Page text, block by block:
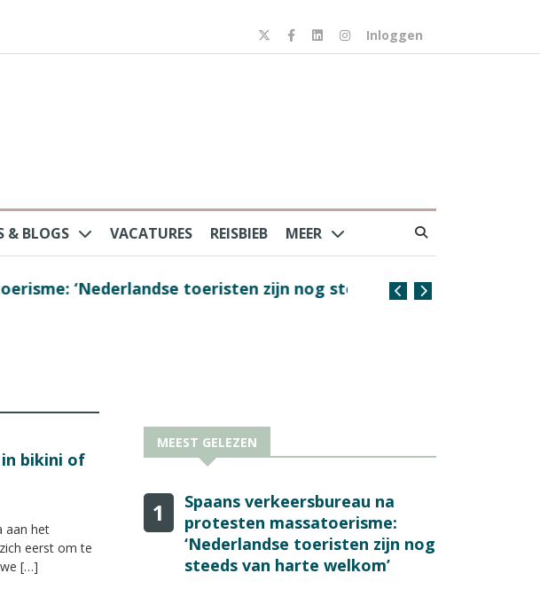
Inloggen
& BLOGS VACATURES REISBIEB MEER
‘Nederlandse toeristen zijn nog steeds
Coffee with the
bikini of
aan het
eerst om te
[…]
MEEST GELEZEN
1
Spaans verkeersbureau na
protesten massatoerisme:
‘Nederlandse toeristen zijn nog
steeds van harte welkom’